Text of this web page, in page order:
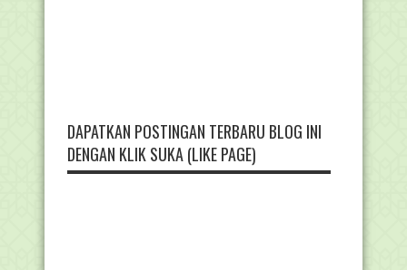
DAPATKAN POSTINGAN TERBARU BLOG INI
DENGAN KLIK SUKA (LIKE PAGE)